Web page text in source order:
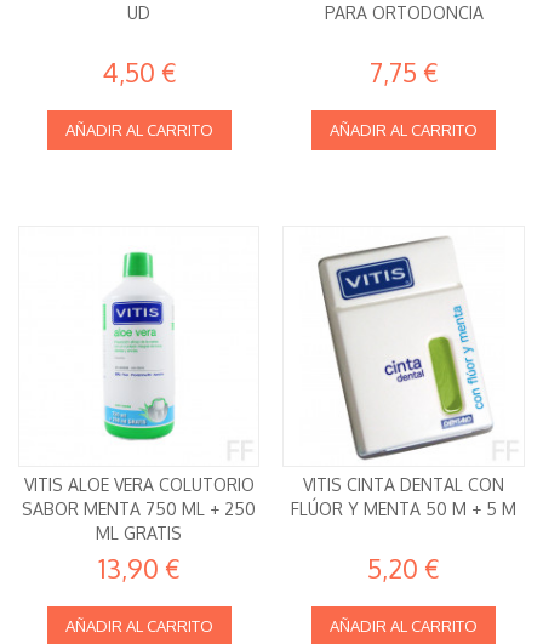
UD
4,50 €
AÑADIR AL CARRITO
PARA ORTODONCIA
7,75 €
AÑADIR AL CARRITO
VITIS ALOE VERA COLUTORIO
SABOR MENTA 750 ML + 250
ML GRATIS
13,90 €
AÑADIR AL CARRITO
VITIS CINTA DENTAL CON
FLÚOR Y MENTA 50 M + 5 M
5,20 €
AÑADIR AL CARRITO